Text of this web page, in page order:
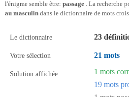
l'énigme semble être: passage . La recherche
au masculin dans le dictionnaire de mots
Le dictionnaire 23
Votre sélection 21 mots
Solution affichée
1 mots
19 mots